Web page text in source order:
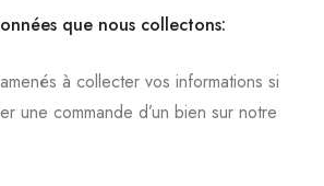
que nous collectons:
à collecter vos informations si
une commande d’un bien sur notre